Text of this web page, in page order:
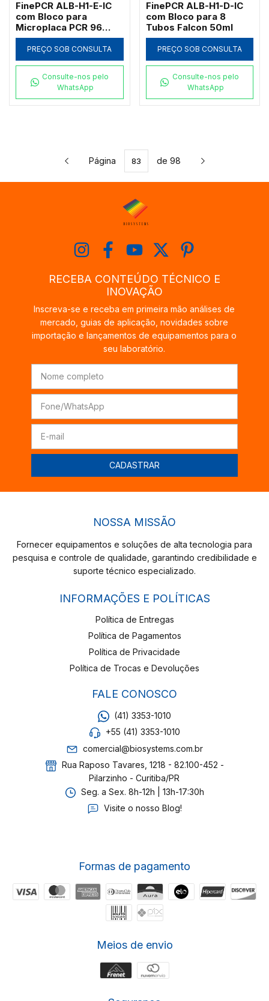
FinePCR ALB-H1-E-IC
com Bloco para
Microplaca PCR 96
Poços
PREÇO SOB CONSULTA
Consulte-nos pelo
WhatsApp
FinePCR ALB-H1-D-IC
com Bloco para 8
Tubos Falcon 50ml
PREÇO SOB CONSULTA
Consulte-nos pelo
WhatsApp
Página de 98
RECEBA CONTEÚDO TÉCNICO E
INOVAÇÃO
Inscreva-se e receba em primeira mão análises de
mercado, guias de aplicação, novidades sobre
importação e lançamentos de equipamentos para o
seu laboratório.
NOSSA MISSÃO
Fornecer equipamentos e soluções de alta tecnologia para
pesquisa e controle de qualidade, garantindo credibilidade e
suporte técnico especializado.
INFORMAÇÕES E POLÍTICAS
Política de Entregas
Política de Pagamentos
Política de Privacidade
Política de Trocas e Devoluções
FALE CONOSCO
(41) 3353-1010
+55 (41) 3353-1010
comercial@biosystems.com.br
Rua Raposo Tavares, 1218 - 82.100-452 -
Pilarzinho - Curitiba/PR
Seg. a Sex. 8h-12h | 13h-17:30h
Visite o nosso Blog!
Formas de pagamento
Meios de envio